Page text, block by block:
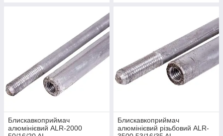
Блискавкоприймач
алюмінієвий ALR-2000
Блискавкоприймач
алюмінієвий різьбовий ALR-